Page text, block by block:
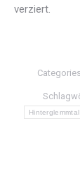
verziert.
Hinterglemmtal